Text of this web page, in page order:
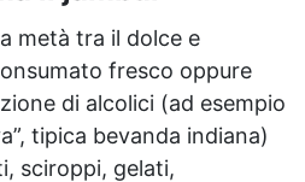
metà tra il dolce e
fresco oppure
di alcolici (ad esempio
tipica bevanda indiana)
sciroppi, gelati,